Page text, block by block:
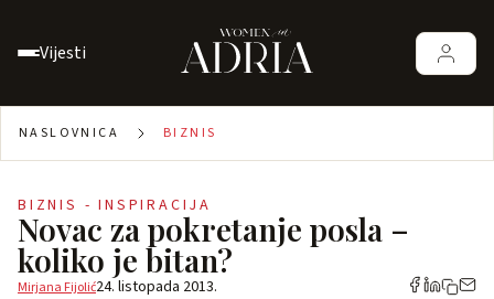
Vijesti
NASLOVNICA BIZNIS
BIZNIS - INSPIRACIJA
Novac za pokretanje posla –
koliko je bitan?
Mirjana Fijolić24. listopada 2013.